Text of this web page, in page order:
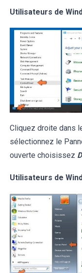
Utilisateurs de
Cliquez droite dans
sélectionnez le
ouverte choisissez
Utilisateurs de